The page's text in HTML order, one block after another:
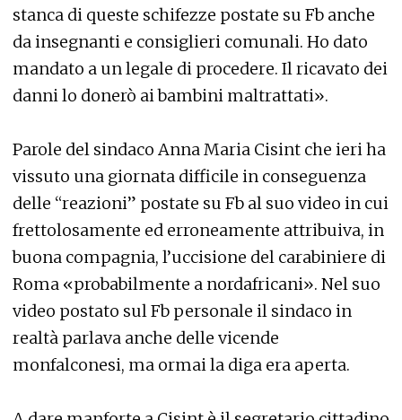
stanca di queste schifezze postate su Fb anche
da insegnanti e consiglieri comunali. Ho dato
mandato a un legale di procedere. Il ricavato dei
danni lo donerò ai bambini maltrattati».
Parole del sindaco Anna Maria Cisint che ieri ha
vissuto una giornata difficile in conseguenza
delle “reazioni” postate su Fb al suo video in cui
frettolosamente ed erroneamente attribuiva, in
buona compagnia, l’uccisione del carabiniere di
Roma «probabilmente a nordafricani». Nel suo
video postato sul Fb personale il sindaco in
realtà parlava anche delle vicende
monfalconesi, ma ormai la diga era aperta.